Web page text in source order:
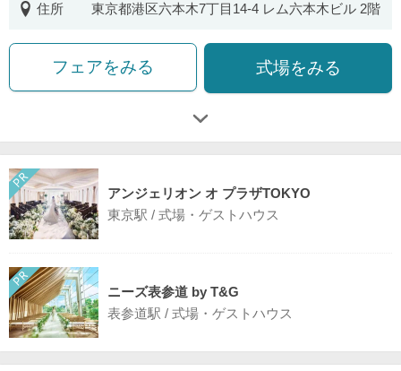
住所
東京都港区六本木7丁目14-4 レム六本木ビル 2階
フェアをみる 式場をみる
アンジェリオン オ プラザTOKYO
東京駅 / 式場・ゲストハウス
ニーズ表参道 by T&G
表参道駅 / 式場・ゲストハウス